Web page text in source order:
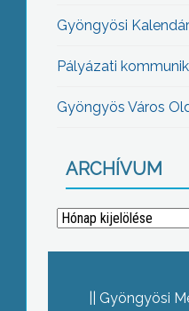
Gyöngyösi
Pályázati
Gyöngyös Város
ARCHÍVUM
Archívum
Gyöngyösi